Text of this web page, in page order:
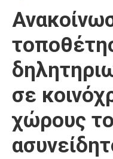
Προσκλήσεις
Αποφάσεις
Τηλέφωνα
Καιρός
σε
χώρους